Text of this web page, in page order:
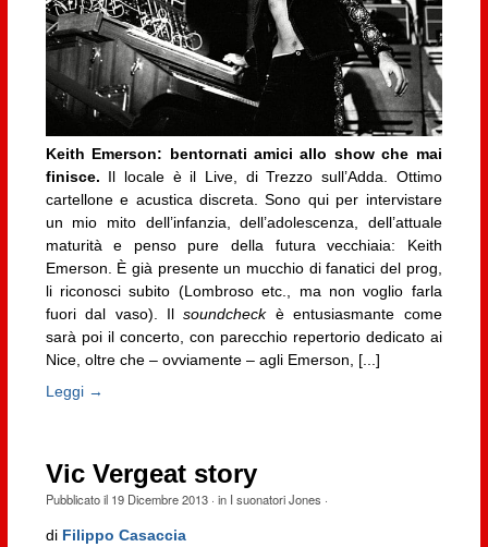
Keith Emerson: bentornati amici allo show che mai
finisce. Il locale è il Live, di Trezzo sull’Adda. Ottimo
cartellone e acustica discreta. Sono qui per intervistare
un mio mito dell’infanzia, dell’adolescenza, dell’attuale
maturità e penso pure della futura vecchiaia: Keith
Emerson. È già presente un mucchio di fanatici del prog,
li riconosci subito (Lombroso etc., ma non voglio farla
fuori dal vaso). Ilsoundcheckè entusiasmante come
sarà poi il concerto, con parecchio repertorio dedicato ai
Nice, oltre che – ovviamente – agli Emerson, [...]
Leggi →
Vic Vergeat story
Pubblicato il 19 Dicembre 2013· in I suonatori Jones ·
di Filippo Casaccia